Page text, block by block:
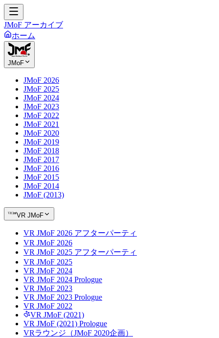
JMoF アーカイブ
ホーム
JMoF
JMoF 2026
JMoF 2025
JMoF 2024
JMoF 2023
JMoF 2022
JMoF 2021
JMoF 2020
JMoF 2019
JMoF 2018
JMoF 2017
JMoF 2016
JMoF 2015
JMoF 2014
JMoF (2013)
VR JMoF
VR JMoF 2026 アフターパーティ
VR JMoF 2026
VR JMoF 2025 アフターパーティ
VR JMoF 2025
VR JMoF 2024
VR JMoF 2024 Prologue
VR JMoF 2023
VR JMoF 2023 Prologue
VR JMoF 2022
VR JMoF (2021)
VR JMoF (2021) Prologue
VRラウンジ（JMoF 2020企画）